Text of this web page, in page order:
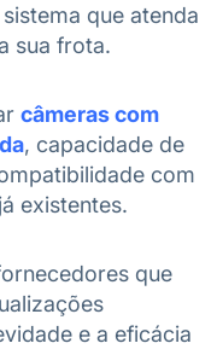
que atenda
sua frota.
câmeras com
, capacidade de
com
existentes.
que
e a eficácia